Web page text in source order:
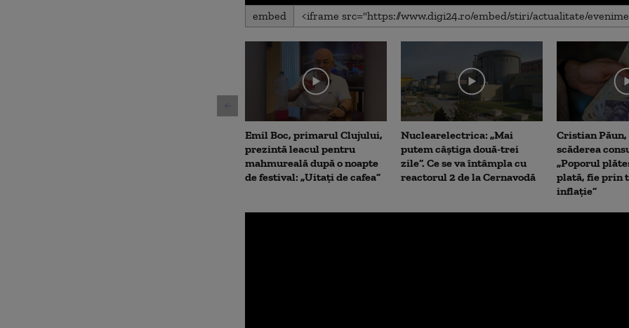
embed
Emil Boc, primarul Clujului,
prezintă leacul pentru
mahmureală după o noapte
de festival: „Uitați de cafea”
Nuclearelectrica: „Mai
putem câștiga două-trei
zile”. Ce se va întâmpla cu
reactorul 2 de la Cernavodă
Cristian Păun,
scăderea
„Poporul
plată, fie prin
inflație”